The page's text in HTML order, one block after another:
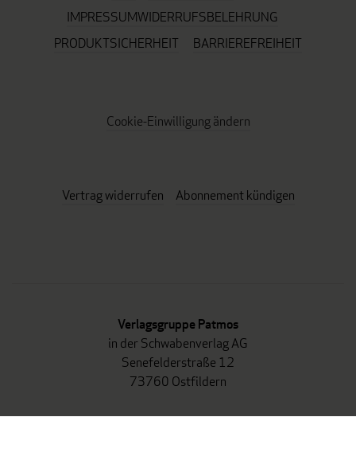
IMPRESSUMWIDERRUFSBELEHRUNG
PRODUKTSICHERHEIT
BARRIEREFREIHEIT
Cookie-Einwilligung ändern
Vertrag widerrufen Abonnement kündigen
Verlagsgruppe Patmos
in der Schwabenverlag AG
Senefelderstraße 12
73760 Ostfildern